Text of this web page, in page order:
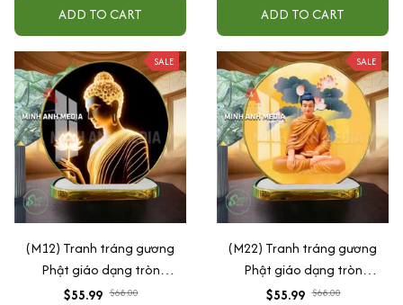
ADD TO CART ADD TO CART
SALE
(M12) Tranh tráng gương
Phật giáo dạng tròn
30x30cm (Tặng đế để bàn)
$55.99 $68.00
SALE
(M22) Tranh tráng gương
Phật giáo dạng tròn
30x30cm (Tặng đế để bàn)
$55.99 $68.00